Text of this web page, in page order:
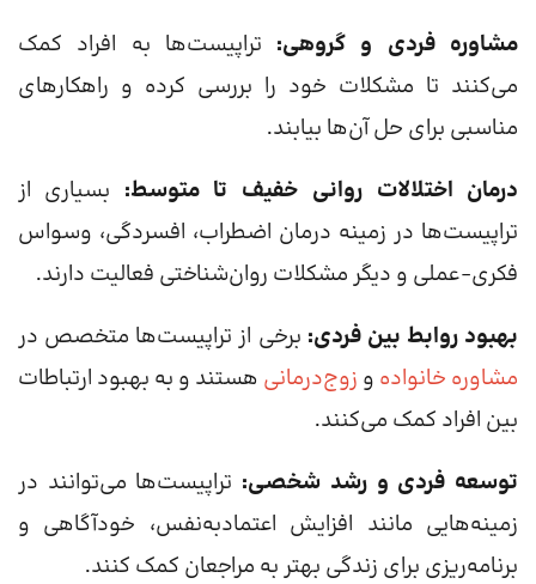
مشاوره فردی و گروهی: تراپیست‌ها به افراد کمک
می‌کنند تا مشکلات خود را بررسی کرده و راهکارهای
مناسبی برای حل آن‌ها بیابند.
درمان اختلالات روانی خفیف تا متوسط: بسیاری از
تراپیست‌ها در زمینه درمان اضطراب، افسردگی، وسواس
فکری-عملی و دیگر مشکلات روان‌شناختی فعالیت دارند.
بهبود روابط بین فردی: برخی از تراپیست‌ها متخصص در
مشاوره خانواده و زوج‌درمانی هستند و به بهبود ارتباطات
بین افراد کمک می‌کنند.
توسعه فردی و رشد شخصی: تراپیست‌ها می‌توانند در
زمینه‌هایی مانند افزایش اعتمادبه‌نفس، خودآگاهی و
برنامه‌ریزی برای زندگی بهتر به مراجعان کمک کنند.